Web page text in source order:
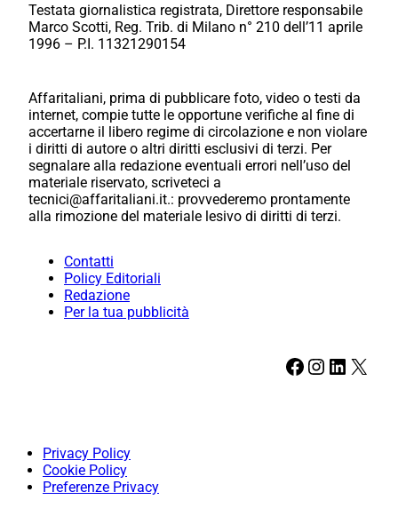
Testata giornalistica registrata, Direttore responsabile
Marco Scotti, Reg. Trib. di Milano n° 210 dell’11 aprile
1996 – P.I. 11321290154
Affaritaliani, prima di pubblicare foto, video o testi da
internet, compie tutte le opportune verifiche al fine di
accertarne il libero regime di circolazione e non violare
i diritti di autore o altri diritti esclusivi di terzi. Per
segnalare alla redazione eventuali errori nell’uso del
materiale riservato, scriveteci a
tecnici@affaritaliani.it.: provvederemo prontamente
alla rimozione del materiale lesivo di diritti di terzi.
Contatti
Policy Editoriali
Redazione
Per la tua pubblicità
Facebook Instagram LinkedIn X
Privacy Policy
Cookie Policy
Preferenze Privacy